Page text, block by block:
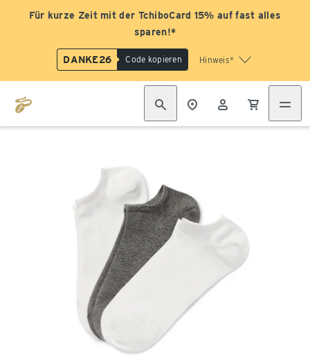
Für kurze Zeit mit der TchiboCard 15% auf fast alles
sparen!*
DANKE26 Code kopieren Hinweis*